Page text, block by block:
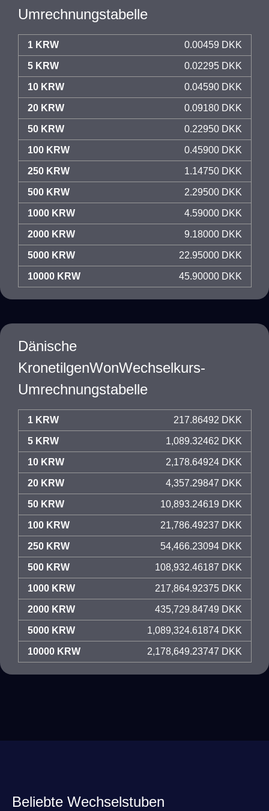
Umrechnungstabelle
1 KRW 0.00459 DKK
5 KRW 0.02295 DKK
10 KRW 0.04590 DKK
20 KRW 0.09180 DKK
50 KRW 0.22950 DKK
100 KRW 0.45900 DKK
250 KRW 1.14750 DKK
500 KRW 2.29500 DKK
1000 KRW 4.59000 DKK
2000 KRW 9.18000 DKK
5000 KRW 22.95000 DKK
10000 KRW 45.90000 DKK
Dänische
KronetilgenWonWechselkurs-
Umrechnungstabelle
1 KRW 217.86492 DKK
5 KRW 1,089.32462 DKK
10 KRW 2,178.64924 DKK
20 KRW 4,357.29847 DKK
50 KRW 10,893.24619 DKK
100 KRW 21,786.49237 DKK
250 KRW 54,466.23094 DKK
500 KRW 108,932.46187 DKK
1000 KRW 217,864.92375 DKK
2000 KRW 435,729.84749 DKK
5000 KRW 1,089,324.61874 DKK
10000 KRW 2,178,649.23747 DKK
Beliebte Wechselstuben